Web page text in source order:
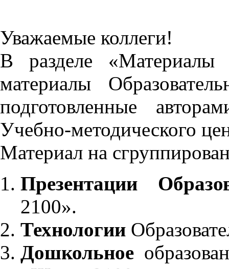
Уважаемые коллеги!
В разделе «Материалы
материалы
подготовленные
Учебно-методического
Материал на
Презентации
2100».
Технологии
Дошкольное